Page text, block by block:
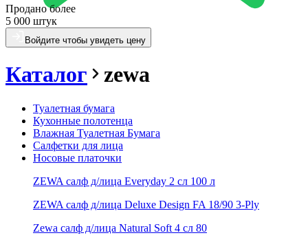
Продано более
5 000 штук
Войдите чтобы увидеть цену
Каталог zewa
Туалетная бумага
Кухонные полотенца
Влажная Туалетная Бумага
Салфетки для лица
Носовые платочки
ZEWA салф д/лица Everyday 2 сл 100 л
ZEWA салф д/лица Deluxe Design FA 18/90 3-Ply
Zewa салф д/лица Natural Soft 4 сл 80